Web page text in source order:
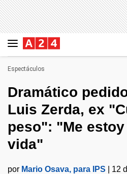
Espectáculos
Dramático
Luis Zerda, ex
peso": "Me
vida"
por Mario Osava, para IPS
12